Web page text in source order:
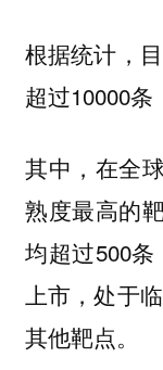
根据统计，
超过10000条
其中，在全
熟度最高的
均超过500
上市，处于
其他靶点。